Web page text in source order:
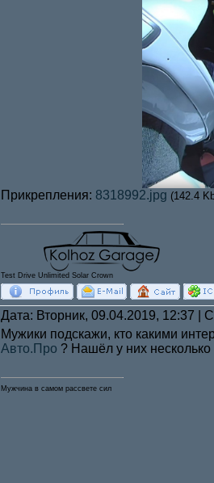
Прикрепления: 8318992.jpg (142.4
Test Drive Unlimited Solar Crown
Дата: Вторник, 09.04.2019, 12:37 |
Мужики подскажи, кто какими
Авто.Про ? Нашёл у них
Мужчина в самом рассвете сил